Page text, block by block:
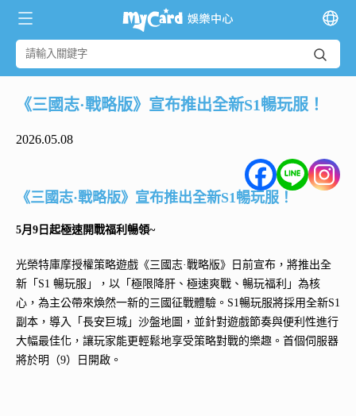
《三國志·戰略版》宣布推出全新S1暢玩服！
2026.05.08
《三國志·戰略版》宣布推出全新S1暢玩服！
5月9日起極速開戰福利暢領~
光榮特庫摩授權策略遊戲《三國志·戰略版》日前宣布，將推出全
新「S1 暢玩服」，以「極限降肝、極速爽戰、暢玩福利」為核
心，為主公帶來煥然一新的三國征戰體驗。S1暢玩服將採用全新S1
副本，導入「長安巨城」沙盤地圖，並針對遊戲節奏與便利性進行
大幅最佳化，讓玩家能更輕鬆地享受策略對戰的樂趣。首個伺服器
將於明（9）日開啟。